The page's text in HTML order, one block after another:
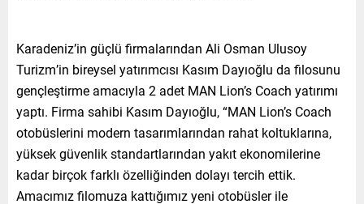
Karadeniz’in güçlü firmalarından Ali Osman Ulusoy
Turizm’in bireysel yatırımcısı Kasım Dayıoğlu da filosunu
gençleştirme amacıyla 2 adet MAN Lion’s Coach yatırımı
yaptı. Firma sahibi Kasım Dayıoğlu, “MAN Lion’s Coach
otobüslerini modern tasarımlarından rahat koltuklarına,
yüksek güvenlik standartlarından yakıt ekonomilerine
kadar birçok farklı özelliğinden dolayı tercih ettik.
Amacımız filomuza kattığımız yeni otobüsler ile